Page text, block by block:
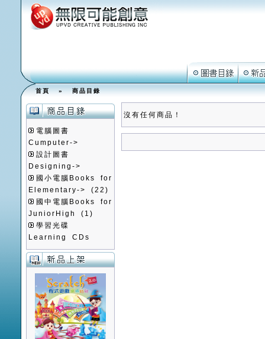
首頁»商品目錄
電腦圖書
Cumputer->
設計圖書
Designing->
國小電腦Books for
Elementary->
(22)
國中電腦Books for
JuniorHigh
(1)
學習光碟
Learning CDs
沒有任何商品！